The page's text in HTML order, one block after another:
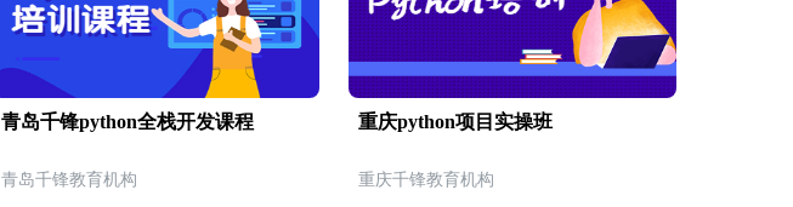
青岛千锋python全栈开发课程
青岛千锋教育机构
重庆python项目实操班
重庆千锋教育机构